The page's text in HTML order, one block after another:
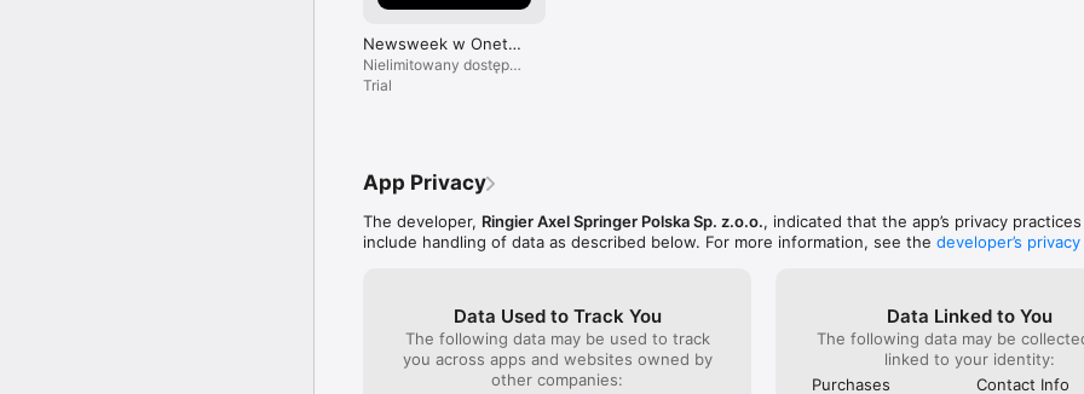
Newsweek w Onet
Premium
Nielimitowany dostęp
do treści i brak reklam.
Trial
App Privacy
The developer, Ringier Axel Springer Polska Sp. z.o.o., indicated that the app’s privacy
include handling of data as described below. For more information, see the developer’s
Data Used to Track You
The following data may be used to track
you across apps and websites owned by
other companies:
Data Linked to You
The following data may be
linked to your identity:
Purchases
Contact Info